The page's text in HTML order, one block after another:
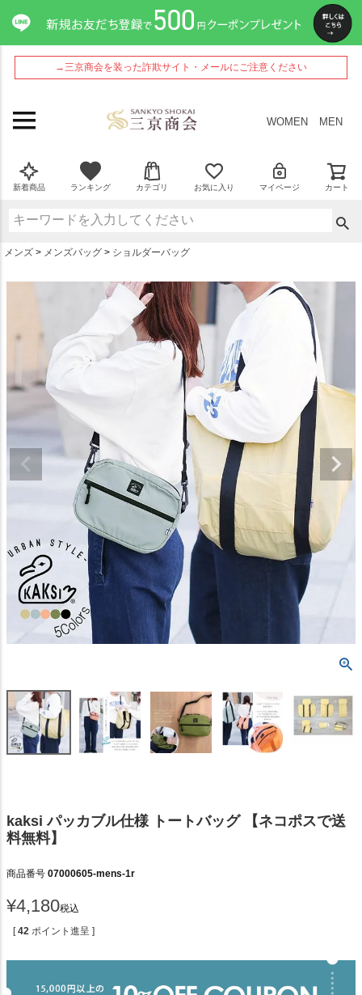
→三京商会を装った詐欺サイト・メールにご注意ください
WOMEN MEN
新着商品 ランキング カテゴリ お気に入り マイページ カート
メンズ メンズバッグ ショルダーバッグ
kaksi パッカブル仕様 トートバッグ 【ネコポスで送
料無料】
商品番号 07000605-mens-1r
¥4,180税込
[ 42 ポイント進呈 ]
ペー
ジト
ップ
へ